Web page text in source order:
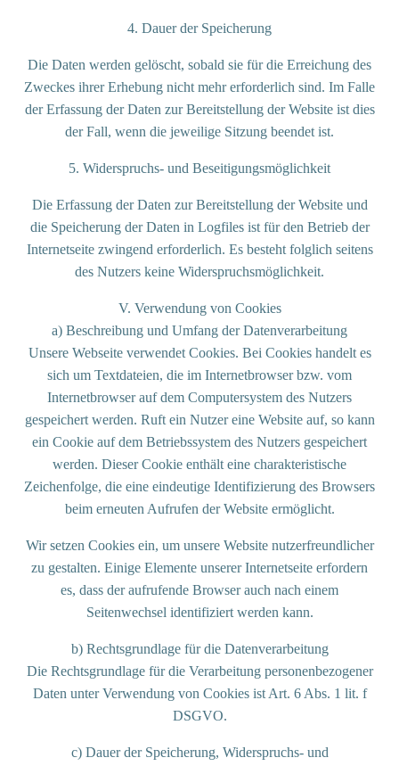
4. Dauer der Speicherung
Die Daten werden gelöscht, sobald sie für die Erreichung des
Zweckes ihrer Erhebung nicht mehr erforderlich sind. Im Falle
der Erfassung der Daten zur Bereitstellung der Website ist dies
der Fall, wenn die jeweilige Sitzung beendet ist.
5. Widerspruchs- und Beseitigungsmöglichkeit
Die Erfassung der Daten zur Bereitstellung der Website und
die Speicherung der Daten in Logfiles ist für den Betrieb der
Internetseite zwingend erforderlich. Es besteht folglich seitens
des Nutzers keine Widerspruchsmöglichkeit.
V. Verwendung von Cookies
a) Beschreibung und Umfang der Datenverarbeitung
Unsere Webseite verwendet Cookies. Bei Cookies handelt es
sich um Textdateien, die im Internetbrowser bzw. vom
Internetbrowser auf dem Computersystem des Nutzers
gespeichert werden. Ruft ein Nutzer eine Website auf, so kann
ein Cookie auf dem Betriebssystem des Nutzers gespeichert
werden. Dieser Cookie enthält eine charakteristische
Zeichenfolge, die eine eindeutige Identifizierung des Browsers
beim erneuten Aufrufen der Website ermöglicht.
Wir setzen Cookies ein, um unsere Website nutzerfreundlicher
zu gestalten. Einige Elemente unserer Internetseite erfordern
es, dass der aufrufende Browser auch nach einem
Seitenwechsel identifiziert werden kann.
b) Rechtsgrundlage für die Datenverarbeitung
Die Rechtsgrundlage für die Verarbeitung personenbezogener
Daten unter Verwendung von Cookies ist Art. 6 Abs. 1 lit. f
DSGVO.
c) Dauer der Speicherung, Widerspruchs- und